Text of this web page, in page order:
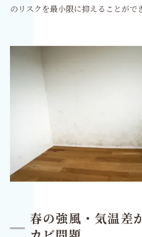
のリスクを最小限に抑えることがで
春の強風・気温差